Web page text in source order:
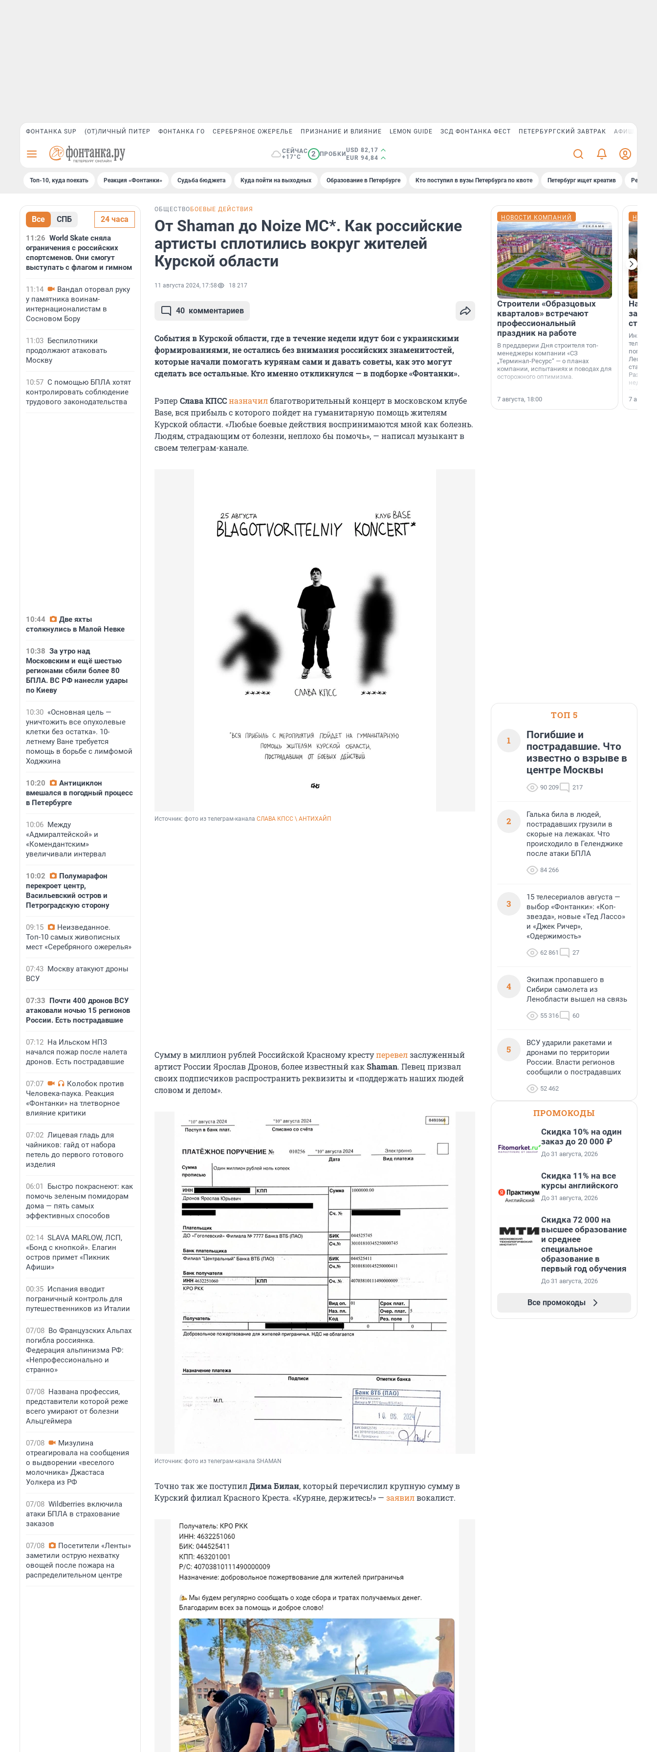
ФОНТАНКА SUP (ОТ)ЛИЧНЫЙ ПИТЕР ФОНТАНКА ГО СЕРЕБРЯНОЕ ОЖЕРЕЛЬЕ ПРИЗНАНИЕ И ВЛИЯНИЕ LEMON GUIDE ЗСД ФОНТАНКА ФЕСТ ПЕТЕРБУРГСКИЙ ЗАВТРАК АФИША PLUS
СЕЙЧАС
+17°C
2 ПРОБКИ
USD 82,17
EUR 94,84
Топ-10, куда поехать Реакция «Фонтанки» Судьба бюджета Куда пойти на выходных Образование в Петербурге Кто поступил в вузы Петербурга по квоте Петербург ищет креатив
Все СПБ 24 часа
11:26 World Skate сняла
ограничения с российских
спортсменов. Они смогут
выступать с флагом и гимном
11:14
Вандал оторвал руку
у памятника воинам-
интернационалистам в
Сосновом Бору
11:03 Беспилотники
продолжают атаковать
Москву
10:57 С помощью БПЛА хотят
контролировать соблюдение
трудового законодательства
10:44
Две яхты
столкнулись в Малой Невке
10:38 За утро над
Московским и ещё шестью
регионами сбили более 80
БПЛА. ВС РФ нанесли удары
по Киеву
10:30 «Основная цель —
уничтожить все опухолевые
клетки без остатка». 10-
летнему Ване требуется
помощь в борьбе с лимфомой
Ходжкина
10:20
Антициклон
вмешался в погодный процесс
в Петербурге
10:06 Между
«Адмиралтейской» и
«Комендантским»
увеличивали интервал
10:02
Полумарафон
перекроет центр,
Васильевский остров и
Петроградскую сторону
09:15
Неизведанное.
Топ-10 самых живописных
мест «Серебряного ожерелья»
07:43 Москву атакуют дроны
ВСУ
07:33 Почти 400 дронов ВСУ
атаковали ночью 15 регионов
России. Есть пострадавшие
07:12 На Ильском НПЗ
начался пожар после налета
дронов. Есть пострадавшие
07:07
Колобок против
Человека-паука. Реакция
«Фонтанки» на тлетворное
влияние критики
07:02 Лицевая гладь для
чайников: гайд от набора
петель до первого готового
изделия
06:01
Быстро покраснеют: как
помочь зеленым помидорам
дома — пять самых
эффективных способов
02:14 SLAVA MARLOW, ЛСП,
«Бонд с кнопкой». Елагин
остров примет «Пикник
Афиши»
00:35 Испания вводит
пограничный контроль для
путешественников из Италии
07/08 Во Французских Альпах
погибла россиянка.
Федерация альпинизма РФ:
«Непрофессионально и
странно»
07/08 Названа профессия,
представители которой реже
всего умирают от болезни
Альцгеймера
07/08
Мизулина
отреагировала на сообщения
о выдворении «веселого
молочника» Джастаса
Уолкера из РФ
07/08 Wildberries включила
атаки БПЛА в страхование
заказов
07/08
Посетители «Ленты»
заметили острую нехватку
овощей после пожара на
распределительном центре
ОБЩЕСТВО БОЕВЫЕ ДЕЙСТВИЯ
От Shaman до Noize MC*. Как российские
артисты сплотились вокруг жителей
Курской области
11 августа 2024, 17:58 18 217
40 комментариев
События в Курской области, где в течение недели идут бои с украинскими
формированиями, не остались без внимания российских знаменитостей,
которые начали помогать курянам сами и давать советы, как это могут
сделать все остальные. Кто именно откликнулся — в подборке «Фонтанки».
Рэпер Слава КПССназначилблаготворительный концерт в московском клубе
Base, вся прибыль с которого пойдет на гуманитарную помощь жителям
Курской области. «Любые боевые действия воспринимаются мной как болезнь.
Людям, страдающим от болезни, неплохо бы помочь», — написал музыкант в
своем телеграм-канале.
Источник: фото из телеграм-канала СЛАВА КПСС \ АНТИХАЙП
Сумму в миллион рублей Российской Красному креступеревелзаслуженный
артист России Ярослав Дронов, более известный какShaman. Певец призвал
своих подписчиков распространить реквизиты и «поддержать наших людей
словом и делом».
Источник: фото из телеграм-канала SHAMAN
Точно так же поступилДима Билан, который перечислил крупную сумму в
Курский филиал Красного Креста. «Куряне, держитесь!» — заявилвокалист.
НОВОСТИ КОМПАНИЙ
Строители «Образцовых
кварталов» встречают
профессиональный
праздник на работе
В преддверии Дня строителя топ-
менеджеры компании «СЗ
„Терминал-Ресурс“ — о планах
компании, испытаниях и поводах для
осторожного оптимизма.
7 августа, 18:00
На
станции
7
ТОП 5
1
Погибшие и
пострадавшие. Что
известно о взрыве в
центре Москвы
90 209 217
2
Галька била в людей,
пострадавших грузили в
скорые на лежаках. Что
происходило в Геленджике
после атаки БПЛА
84 266
3
15 телесериалов августа —
выбор «Фонтанки»: «Коп-
звезда», новые «Тед Лассо»
и «Джек Ричер»,
«Одержимость»
62 861 27
4
Экипаж пропавшего в
Сибири самолета из
Ленобласти вышел на связь
55 316 60
5
ВСУ ударили ракетами и
дронами по территории
России. Власти регионов
сообщили о пострадавших
52 462
ПРОМОКОДЫ
Скидка 10% на один
заказ до 20 000 ₽
До 31 августа, 2026
Скидка 11% на все
курсы английского
До 31 августа, 2026
Скидка 72 000 на
высшее образование
и среднее
специальное
образование в
первый год обучения
До 31 августа, 2026
Все промокоды